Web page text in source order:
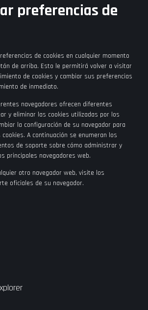
preferencias de
de cookies en cualquier momento
de arriba. Esto le permitirá volver a visitar
de cookies y cambiar sus preferencias
de inmediato.
navegadores ofrecen diferentes
y eliminar las cookies utilizadas por los
la configuración de su navegador para
A continuación se enumeran los
de soporte sobre cómo administrar y
principales navegadores web.
otro navegador web, visite los
oficiales de su navegador.